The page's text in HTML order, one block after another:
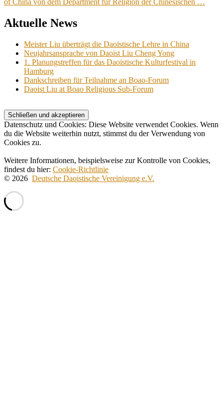
Aktuelle News
Meister Liu überträgt die Daoistische Lehre in China
Neujahrsansprache von Daoist Liu Cheng Yong
1. Planungstreffen für das Daoistische Kulturfestival in
Hamburg
Dankschreiben für Teilnahme an Boao-Forum
Daoist Liu at Boao Religious Sub-Forum
Datenschutz und Cookies: Diese Website verwendet Cookies. Wenn
du die Website weiterhin nutzt, stimmst du der Verwendung von
Cookies zu.
Weitere Informationen, beispielsweise zur Kontrolle von Cookies,
findest du hier: Cookie-Richtlinie
© 2026 Deutsche Daoistische Vereinigung e.V.